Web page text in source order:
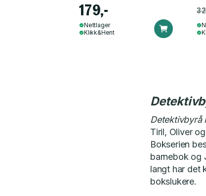
179,-
Nettlager
Klikk&Hent
Detektivbyrå
Tiril, Oliver
Bokserien
barnebok og
langt har det
bokslukere.